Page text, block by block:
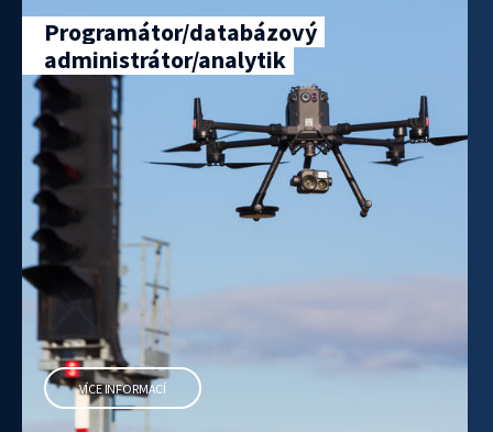
Programátor/databázový
administrátor/analytik
VÍCE INFORMACÍ